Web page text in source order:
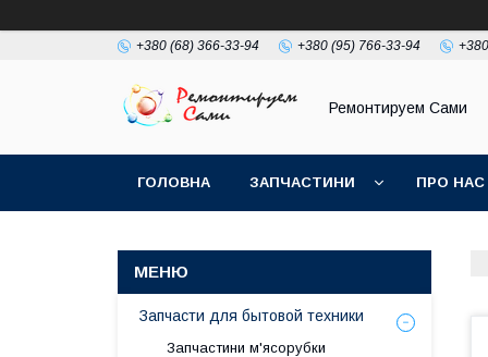
+380 (68) 366-33-94 +380 (95) 766-33-94
Ремонтируем Сами
ГОЛОВНА ЗАПЧАСТИНИ ПРО НАС
Запчасти для бытовой техники
Запчастини м'ясорубки